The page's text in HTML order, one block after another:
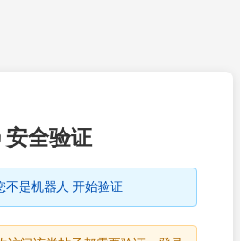
安全验证
不是机器人 开始验证